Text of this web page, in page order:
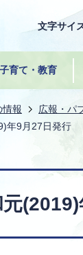
文字サイ
子育て・教育
情報 広報・パ
年9月27日発行